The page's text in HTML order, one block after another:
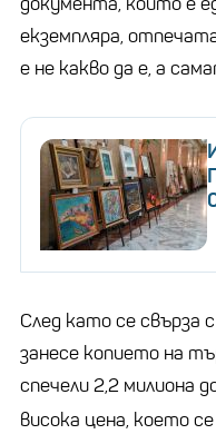
екземпляра,
е не какво да е, а
След като се свърза
занесе копието на
спечели 2,2 милиона
висока цена, което